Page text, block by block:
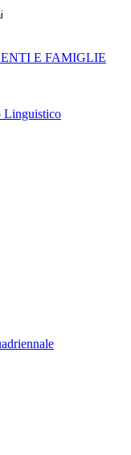
E FAMIGLIE
Linguistico